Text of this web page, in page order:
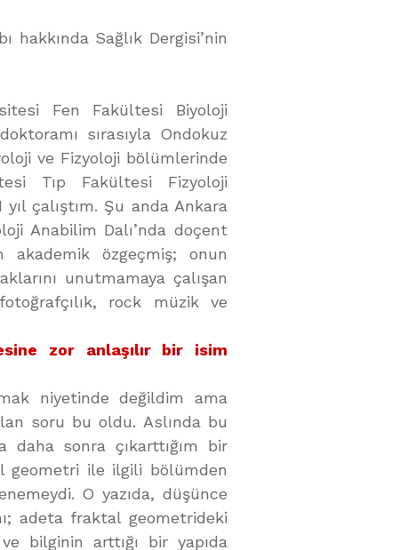
hakkında Sağlık Dergisi’nin
Fen Fakültesi Biyoloji
sırasıyla Ondokuz
ve Fizyoloji bölümlerinde
Tıp Fakültesi Fizyoloji
çalıştım. Şu anda Ankara
Anabilim Dalı’nda doçent
akademik özgeçmiş; onun
unutmamaya çalışan
rock müzik ve
zor anlaşılır bir isim
niyetinde değildim ama
soru bu oldu. Aslında bu
sonra çıkarttığım bir
geometri ile ilgili bölümden
O yazıda, düşünce
adeta fraktal geometrideki
bilginin arttığı bir yapıda